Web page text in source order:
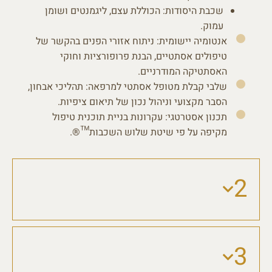
2
3
שכבת היסודות: הכוללת עצם, ליגמנטים ושומן
עמוק.
אנטומיה יישומית: ניתוח אזורי הפנים בהקשר של
טיפולים אסתטיים, הבנת פרופורציות וחוקי
האסתטיקה המודרניים.
שלבי קבלת מטופל אסתטי למרפאה: תהליכי אבחון,
הסבר מקצועי וניהול נכון של תיאום ציפיות.
תכנון אסטרטגי: עקרונות בניית תוכנית טיפול
מקיפה על פי שיטת שלוש השכבות™®.